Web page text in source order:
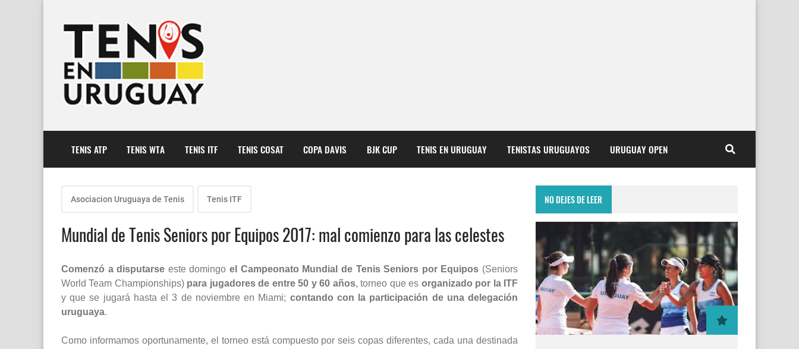
TENIS ATP TENIS WTA TENIS ITF TENIS COSAT COPA DAVIS BJK CUP TENIS EN URUGUAY TENISTAS URUGUAYOS URUGUAY OPEN
Asociacion Uruguaya de Tenis Tenis ITF
Mundial de Tenis Seniors por Equipos 2017: mal comienzo para las celestes
Comenzó a disputarse este domingoel Campeonato Mundial de Tenis Seniors por Equipos (Seniors
World Team Championships) para jugadores de entre 50 y 60 años, torneo que es organizado por la ITF
y que se jugará hasta el 3 de noviembre en Miami; contando con la participación de una delegación
uruguaya.
Como informamos oportunamente, el torneo está compuesto por seis copas diferentes, cada una destinada
NO DEJES DE LEER